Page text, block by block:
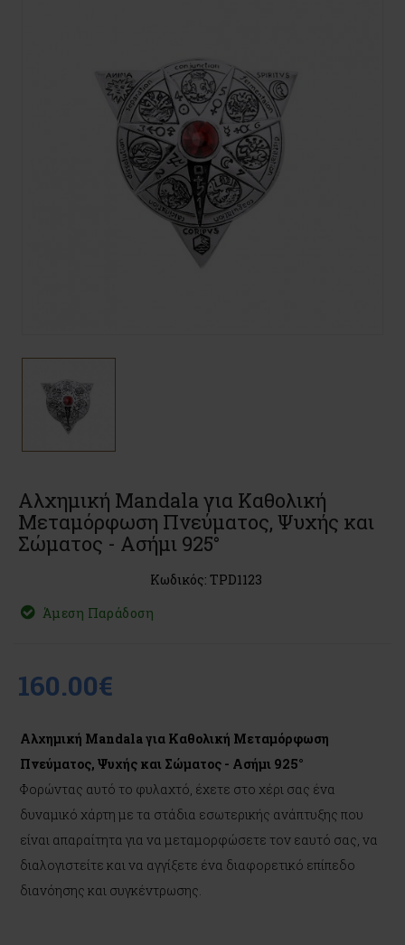
Αλχημική Mandala για Καθολική
Μεταμόρφωση Πνεύματος, Ψυχής και
Σώματος - Ασήμι 925°
Κωδικός: TPD1123
Άμεση Παράδοση
160.00€
Αλχημική Mandala για Καθολική Μεταμόρφωση
Πνεύματος, Ψυχής και Σώματος - Ασήμι 925°
Φορώντας αυτό το φυλαχτό, έχετε στο χέρι σας ένα
δυναμικό χάρτη με τα στάδια εσωτερικής ανάπτυξης που
είναι απαραίτητα για να μεταμορφώσετε τον εαυτό σας, να
διαλογιστείτε και να αγγίξετε ένα διαφορετικό επίπεδο
διανόησης και συγκέντρωσης.